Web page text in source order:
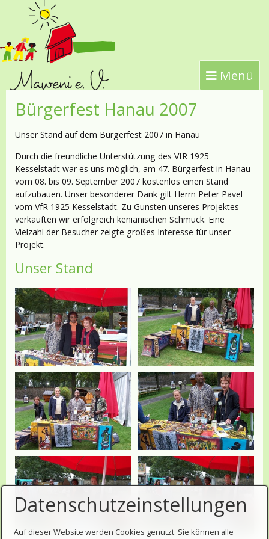
Menü
Bürgerfest Hanau 2007
Unser Stand auf dem Bürgerfest 2007 in Hanau
Durch die freundliche Unterstützung des VfR 1925
Kesselstadt war es uns möglich, am 47. Bürgerfest in Hanau
vom 08. bis 09. September 2007 kostenlos einen Stand
aufzubauen. Unser besonderer Dank gilt Herrn Peter Pavel
vom VfR 1925 Kesselstadt. Zu Gunsten unseres Projektes
verkauften wir erfolgreich kenianischen Schmuck. Eine
Vielzahl der Besucher zeigte großes Interesse für unser
Projekt.
Unser Stand
Datenschutzeinstellungen
Auf dieser Website werden Cookies genutzt. Sie können alle